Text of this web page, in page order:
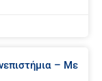
– Με